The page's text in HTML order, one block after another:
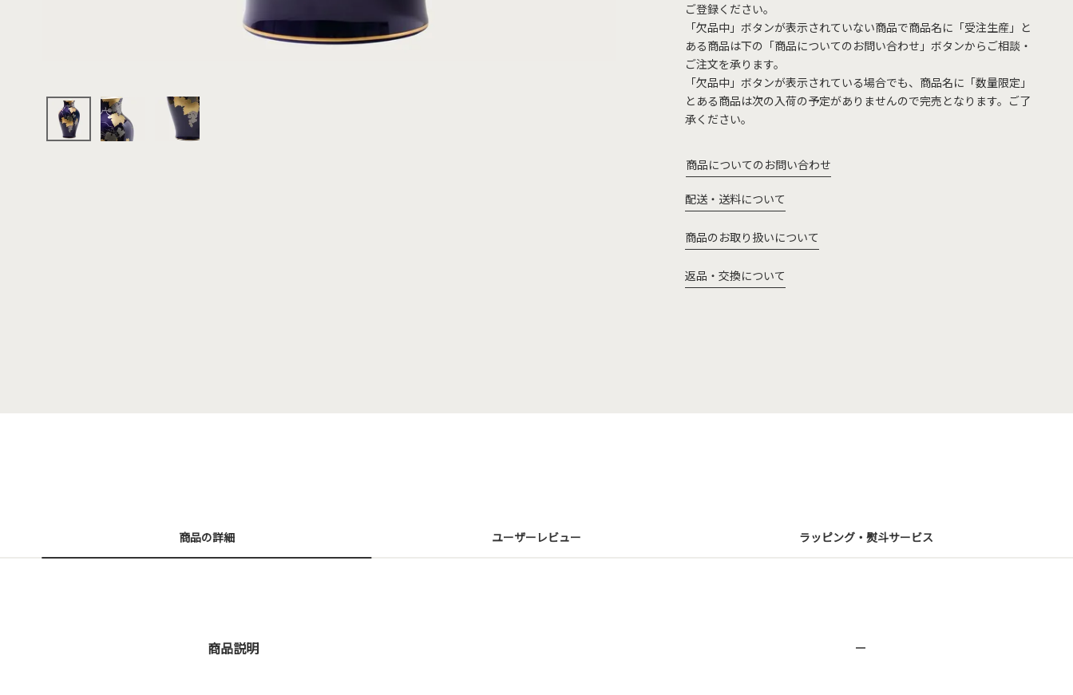
ご登録ください。
「欠品中」ボタンが表示されていない商品で商品名に「受注生産」と
ある商品は下の「商品についてのお問い合わせ」ボタンからご相談・
ご注文を承ります。
「欠品中」ボタンが表示されている場合でも、商品名に「数量限定」
とある商品は次の入荷の予定がありませんので完売となります。ご了
承ください。
商品についてのお問い合わせ
配送・送料について
商品のお取り扱いについて
返品・交換について
商品の詳細 ユーザーレビュー ラッピング・熨斗サービス
商品説明